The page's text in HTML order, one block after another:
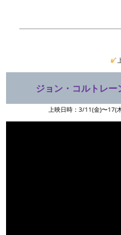
ジョン・コルトレ
上映日時：3/11(金)〜17(